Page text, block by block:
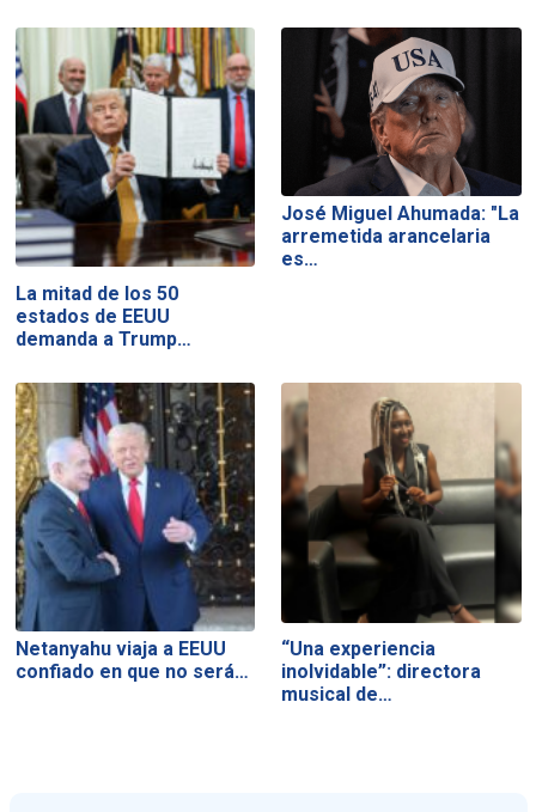
La mitad de los 50
estados de EEUU
demanda a Trump…
José Miguel Ahumada: "La
arremetida arancelaria
es…
Netanyahu viaja a EEUU
confiado en que no será…
“Una experiencia
inolvidable”: directora
musical de…